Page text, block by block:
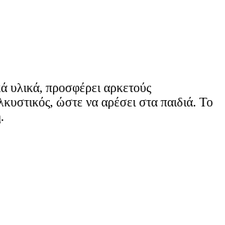
υλικά, προσφέρει αρκετούς
ώστε να αρέσει στα παιδιά. Το